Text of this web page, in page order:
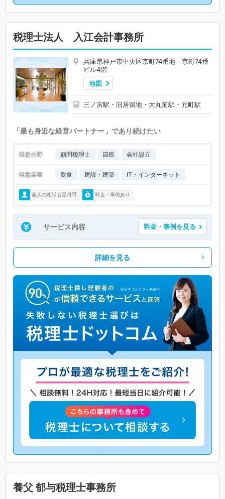
税理士法人 入江会計事務所
兵庫県神戸市中央区京町74番地 京町74番
ビル4階
地図
三ノ宮駅・旧居留地・大丸前駅・元町駅
「最も身近な経営パートナー」であり続けたい
得意分野 顧問税理士 節税 会社設立
得意業種 飲食 建設・建築 IT・インターネット
個人の相談も受付可 料金・事例あり
サービス内容 料金・事例を見る
詳細を見る
養父 郁与税理士事務所